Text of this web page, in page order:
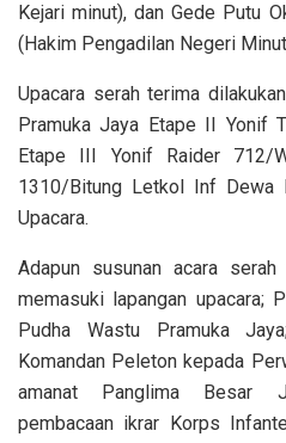
Kejari minut), dan Gede Putu
(Hakim Pengadilan Negeri
Upacara serah terima
Pramuka Jaya Etape II Yonif
Etape III Yonif Raider 712/
1310/Bitung Letkol Inf Dewa
Upacara.
Adapun susunan acara
memasuki lapangan upacara;
Pudha Wastu Pramuka
Komandan Peleton kepada
amanat Panglima Besar
pembacaan ikrar Korps